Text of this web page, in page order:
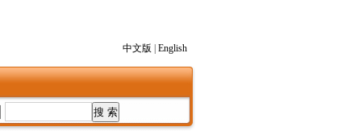
中文版 English